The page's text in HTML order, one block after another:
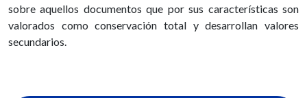
sobre aquellos documentos que por sus características son
valorados como conservación total y desarrollan valores
secundarios.